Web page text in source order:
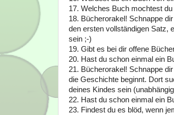
17. Welches Buch mochtest
18. Bücherorakel! Schnappe
den ersten vollständigen Satz,
sein ;-)
19. Gibt es bei dir offene
20. Hast du schon einmal ein
21. Bücherorakel! Schnappe
die Geschichte beginnt. Dort
deines Kindes sein
22. Hast du schon einmal ein
23. Findest du es blöd, wenn